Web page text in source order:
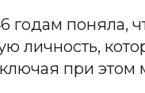
годам поняла,
личность,
при